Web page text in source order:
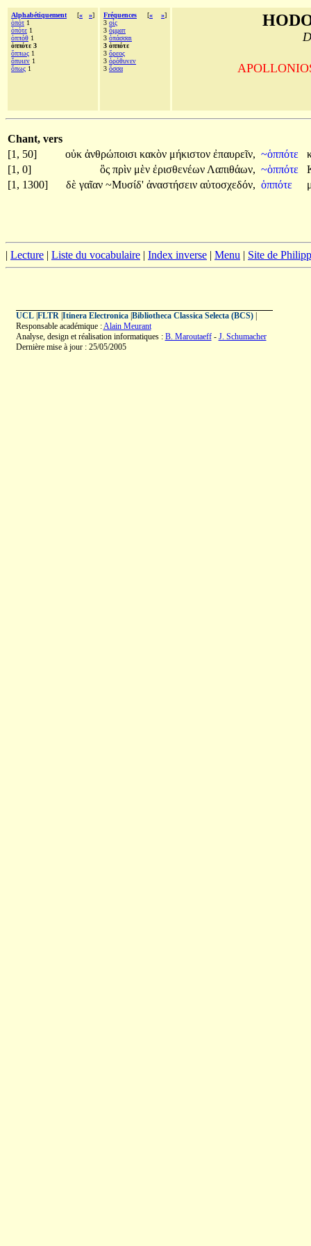
Alphabétiquement [« »]
ὁπότ 1
ὁπότε 1
ὁππόθ 1
ὁππότε 3
ὅππως 1
ὄπυιεν 1
ὅπως 1
Fréquences [« »]
3 οἷς
3 ὄμματ
3 ὀπάσσαι
3 ὁππότε
3 ὄρεος
3 ὀρόθυνεν
3 ὅσσα
Chant, vers
[1, 50]
οὐκ ἀνθρώποισι κακὸν μήκιστον ἐπαυρεῖν, ~ὁππότε
[1, 0]
ὃς πρὶν μὲν ἐρισθενέων Λαπιθάων, ~ὁππότε
[1, 1300]
δὲ γαῖαν ~Μυσίδ' ἀναστήσειν αὐτοσχεδόν, ὁππότε
| Lecture | Liste du vocabulaire | Index inverse | Menu | Site de
UCL| FLTR| Itinera Electronica| Bibliotheca Classica Selecta (BCS)|
Responsable académique :Alain Meurant
Analyse, design et réalisation informatiques : B. Maroutaeff- J. Schumacher
Dernière mise à jour : 25/05/2005